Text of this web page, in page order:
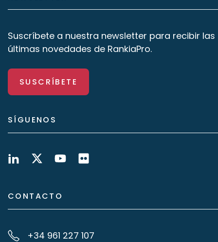
Suscríbete a nuestra newsletter para recibir las
últimas novedades de RankiaPro.
SUSCRÍBETE
SÍGUENOS
CONTACTO
+34 961 227 107